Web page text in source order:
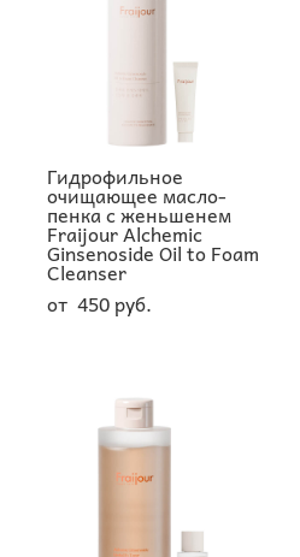
Гидрофильное
очищающее масло-
пенка с женьшенем
Fraijour Alchemic
Ginsenoside Oil to Foam
Cleanser
от 450 pуб.